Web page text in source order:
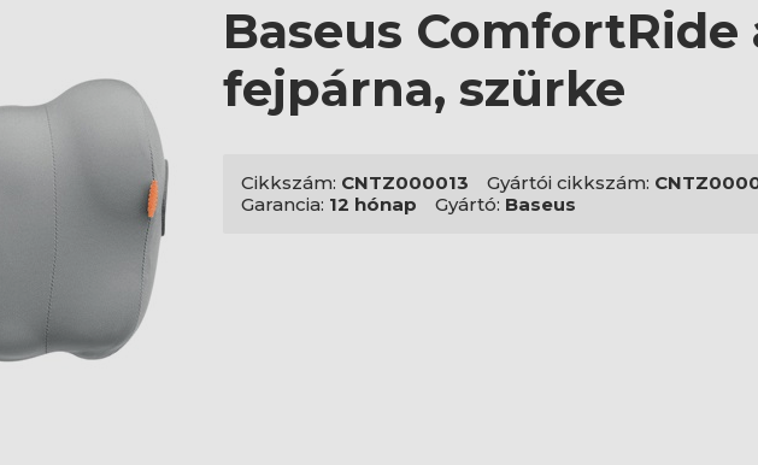
Baseus ComfortRide
fejpárna, szürke
Cikkszám: CNTZ000013 Gyártói cikkszám:
Garancia: 12 hónap Gyártó: Baseus